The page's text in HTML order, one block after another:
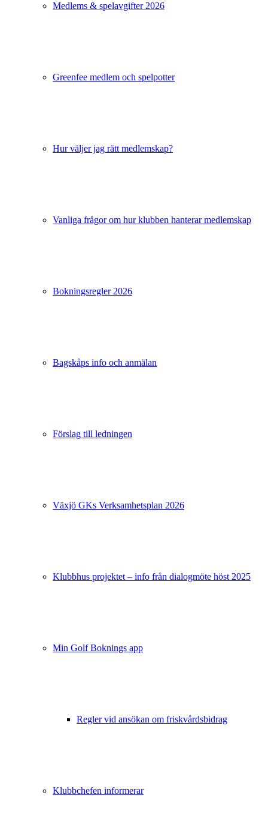
Medlems & spelavgifter 2026
Greenfee medlem och spelpotter
Hur väljer jag rätt medlemskap?
Vanliga frågor om hur klubben hanterar medlemskap
Bokningsregler 2026
Bagskåps info och anmälan
Förslag till ledningen
Växjö GKs Verksamhetsplan 2026
Klubbhus projektet – info från dialogmöte höst 2025
Min Golf Boknings app
Regler vid ansökan om friskvårdsbidrag
Klubbchefen informerar